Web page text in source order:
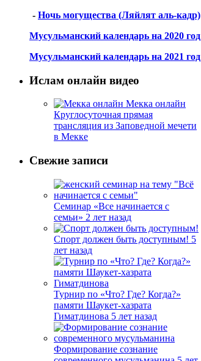
- Ночь могущества (Ляйлят аль-кадр)
Мусульманский календарь на 2020 год
Мусульманский календарь на 2021 год
Ислам онлайн видео
Мекка онлайн
Круглосуточная прямая
трансляция из Заповедной мечети
в Мекке
Свежие записи
Семинар «Все начинается с
семьи» 2 лет назад
Спорт должен быть доступным! 5
лет назад
Турнир по «Что? Где? Когда?»
памяти Шаукет-хазрата
Гиматдинова 5 лет назад
Формирование сознание